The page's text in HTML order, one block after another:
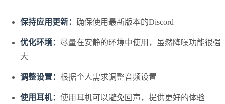
保持应用更新： 确保使用最新版本的Discord
优化环境： 尽量在安静的环境中使用，虽然降噪功能很强
大
调整设置： 根据个人需求调整音频设置
使用耳机： 使用耳机可以避免回声，提供更好的体验